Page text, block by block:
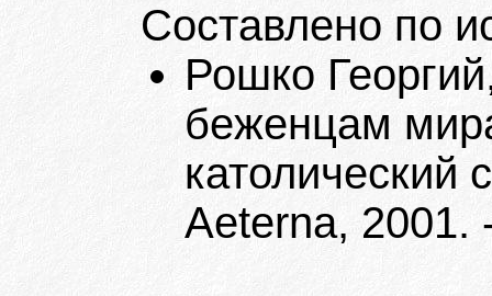
Составлено по
Рошко
беженцам
католический
Aeterna, 2001.